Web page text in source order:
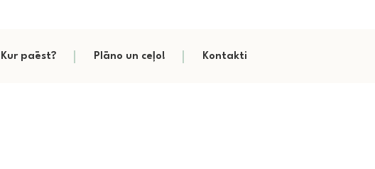
Kur paēst? Plāno un ceļo! Kontakti